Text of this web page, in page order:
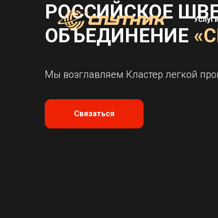
РОССИЙСКОЕ
ОБЪЕДИНЕНИЕ
Мы возглавляем Кластер легкой
Связаться